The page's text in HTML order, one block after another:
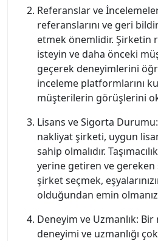
Referanslar ve
referanslarını ve geri
etmek önemlidir. Şirketin
isteyin ve daha önceki
geçerek deneyimlerini
inceleme platformlarını
müşterilerin görüşlerini
Lisans ve Sigorta
nakliyat şirketi, uygun
sahip olmalıdır.
yerine getiren ve
şirket seçmek,
olduğundan emin
Deneyim ve Uzmanlık:
deneyimi ve uzmanlığı